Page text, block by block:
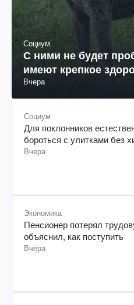
Социум
С ними не будет
имеют крепкое
Вчера
Социум
Для поклонников
бороться с улитками без
Вчера
Экономика
Пенсионер потерял
объяснил, как поступить
Вчера